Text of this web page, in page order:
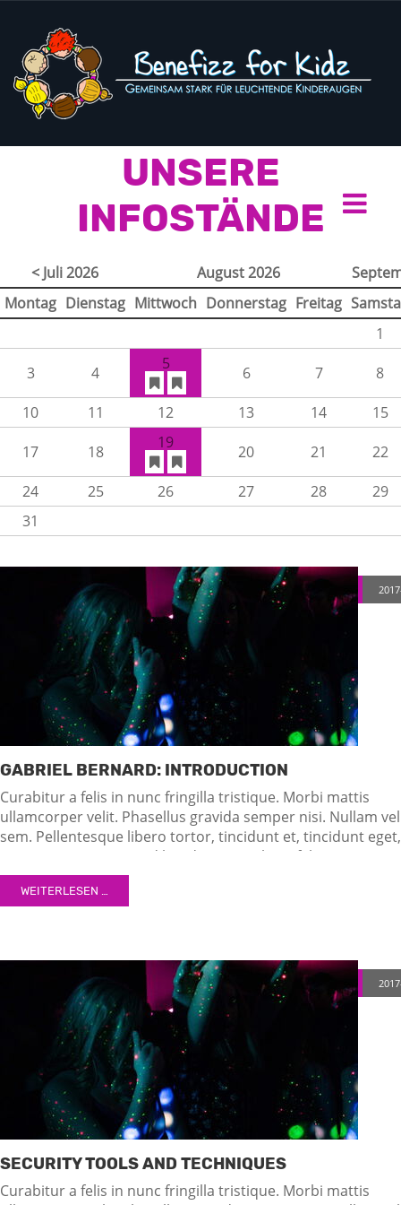
UNSERE
INFOSTÄNDE
< Juli 2026 August 2026
Montag Dienstag Mittwoch Donnerstag Freitag
1
3
4 5 6 7
8
10
11 12 13 14
15
17
18 19 20 21
22
24
25 26 27 28
29
31
GABRIEL BERNARD: INTRODUCTION
Curabitur a felis in nunc fringilla tristique. Morbi mattis
ullamcorper velit. Phasellus gravida semper nisi. Nullam vel
sem. Pellentesque libero tortor, tincidunt et, tincidunt eget,
semper nec, quam. Sed hendrerit. Morbi ac felis. Nunc
egestas, augue at pellentesque laoreet.
WEITERLESEN …
SECURITY TOOLS AND TECHNIQUES
Curabitur a felis in nunc fringilla tristique. Morbi mattis